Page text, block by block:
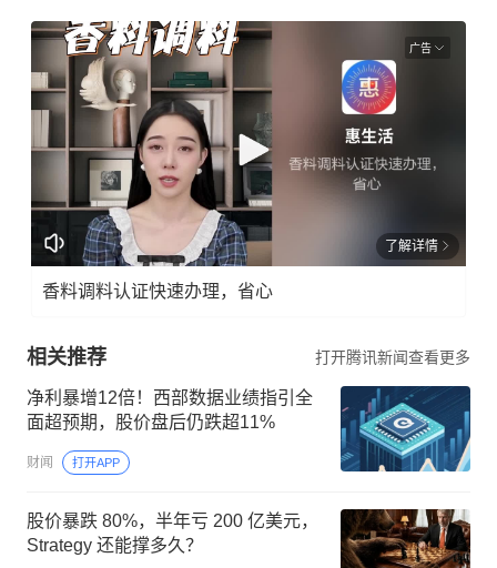
广告
了解详情
香料调料认证快速办理，省心
相关推荐 打开腾讯新闻查看更多
净利暴增12倍！西部数据业绩指引全
面超预期，股价盘后仍跌超11%
财闻 打开APP
股价暴跌 80%，半年亏 200 亿美元，
Strategy 还能撑多久？